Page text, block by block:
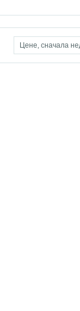
Цене, сначала